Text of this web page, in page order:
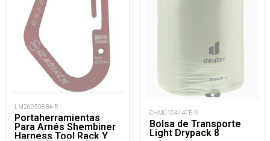
LM260508BA-R
Portaherramientas
Para Arnés Shembiner
Harness Tool Rack Y
CHM010414FE-R
Bolsa de Transporte
Light Drypack 8